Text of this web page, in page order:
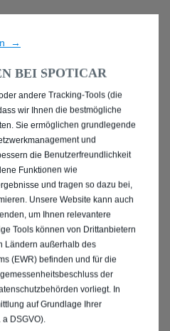
SIE ALLE
IN
→
BEI SPOTICAR
andere Tracking-Tools (die
wir Ihnen die bestmögliche
Sie ermöglichen grundlegende
und
die Benutzerfreundlichkeit
Funktionen wie
und tragen so dazu bei,
Unsere Website kann auch
um Ihnen relevantere
Tools können von Drittanbietern
Ländern außerhalb des
(EWR) befinden und für die
der
vorliegt. In
auf Grundlage Ihrer
a DSGVO).